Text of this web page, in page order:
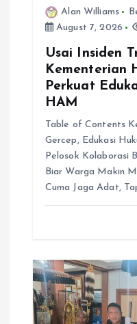
Alan Williams
August 7, 2026
Usai Insiden
Kementerian
Perkuat
HAM
Table of Contents
Gercep, Edukasi
Pelosok Kolaborasi
Biar Warga Makin
Cuma Jaga Adat,